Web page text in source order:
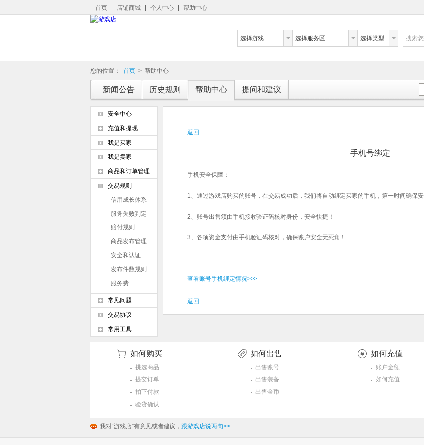
首页 店铺商城 个人中心 帮助中心
选择游戏 选择服务区 选择类型 搜索
您的位置： 首页 > 帮助中心
新闻公告 历史规则 帮助中心 提问和建议
返回
手机号绑定
手机安全保障：
1、通过游戏店购买的账号，在交易成功后，我们将自动绑定买家的手机，第一时间确保安
2、账号出售须由手机接收验证码核对身份，安全快捷！
3、各项资金支付由手机验证码核对，确保账户安全无死角！
查看账号手机绑定情况>>>
返回
安全中心
充值和提现
我是买家
我是卖家
商品和订单管理
交易规则
信用成长体系
服务失败判定
赔付规则
商品发布管理
条例
安全和认证
发布件数规则
服务费
常见问题
交易协议
常用工具
如何购买
挑选商品
提交订单
拍下付款
验货确认
如何出售
出售账号
出售装备
出售金币
如何充值
账户金额
如何充值
我对“游戏店”有意见或者建议， 跟游戏店说两句>>